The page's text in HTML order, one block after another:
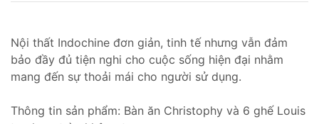
Nội thất Indochine đơn giản, tinh tế nhưng vẫn đảm
bảo đầy đủ tiện nghi cho cuộc sống hiện đại nhằm
mang đến sự thoải mái cho người sử dụng.
Thông tin sản phẩm: Bàn ăn Christophy và 6 ghế Louis